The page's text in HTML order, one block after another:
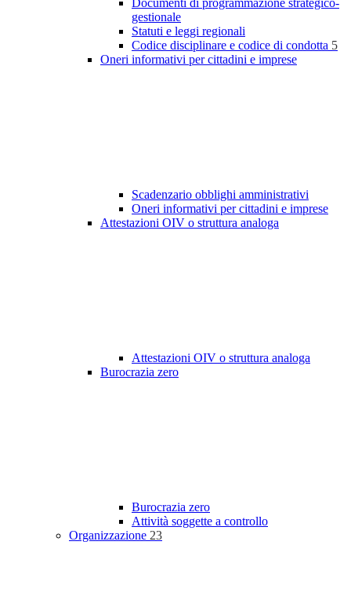
Documenti di programmazione strategico-
gestionale
Statuti e leggi regionali
Codice disciplinare e codice di condotta 5
Oneri informativi per cittadini e imprese
Scadenzario obblighi amministrativi
Oneri informativi per cittadini e imprese
Attestazioni OIV o struttura analoga
Attestazioni OIV o struttura analoga
Burocrazia zero
Burocrazia zero
Attività soggette a controllo
Organizzazione 23